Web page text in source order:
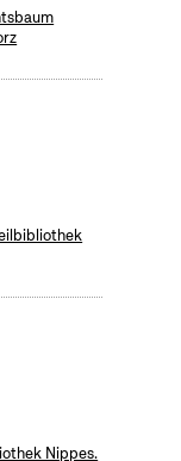
Nippes.